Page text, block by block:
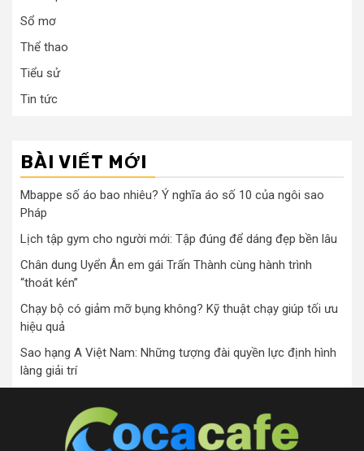
Sổ mơ
Thể thao
Tiểu sử
Tin tức
BÀI VIẾT MỚI
Mbappe số áo bao nhiêu? Ý nghĩa áo số 10 của ngôi sao
Pháp
Lịch tập gym cho người mới: Tập đúng để dáng đẹp bền lâu
Chân dung Uyển Ân em gái Trấn Thành cùng hành trình
“thoát kén”
Chạy bộ có giảm mỡ bụng không? Kỹ thuật chạy giúp tối ưu
hiệu quả
Sao hạng A Việt Nam: Những tượng đài quyền lực định hình
làng giải trí